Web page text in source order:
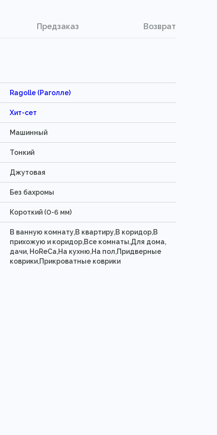
Предзаказ Возврат
Ragolle (Раголле)
Хит-сет
Машинный
Тонкий
Джутовая
Без бахромы
Короткий (0-6 мм)
В ванную комнату,В квартиру,В коридор,В
прихожую и коридор,Все комнаты,Для дома,
дачи, HoReCa,На кухню,На пол,Придверные
коврики,Прикроватные коврики